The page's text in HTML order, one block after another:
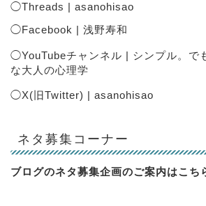
◯Threads | asanohisao
◯Facebook | 浅野寿和
◯YouTubeチャンネル | シンプル。で
な大人の心理学
◯X(旧Twitter) | asanohisao
ネタ募集コーナー
ブログのネタ募集企画のご案内はこち